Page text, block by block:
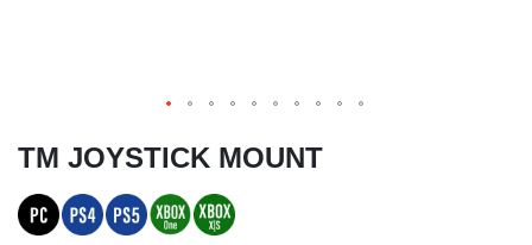
TM JOYSTICK MOUNT